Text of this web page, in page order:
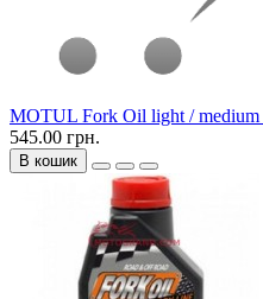
MOTUL Fork Oil light /
545.00 грн.
В кошик